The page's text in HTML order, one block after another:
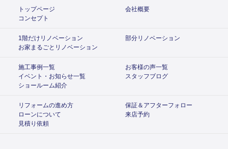
トップページ
会社概要
コンセプト
1階だけリノベーション
部分リノベーション
お家まるごとリノベーション
施工事例一覧
お客様の声一覧
イベント・お知らせ一覧
スタッフブログ
ショールーム紹介
リフォームの進め方
保証＆アフターフォロー
ローンについて
来店予約
見積り依頼